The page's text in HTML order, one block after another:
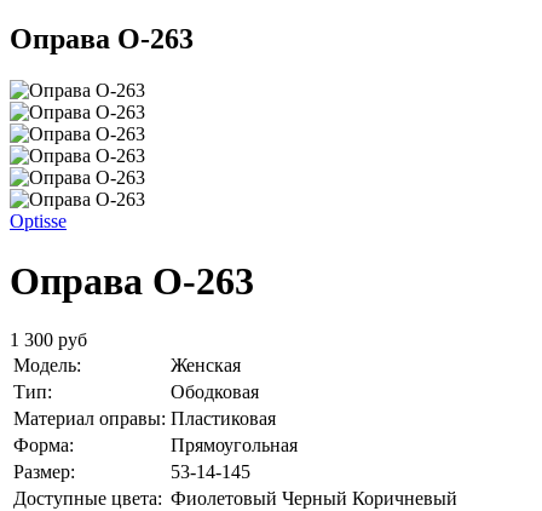
Оправа O-263
Optisse
Оправа O-263
1 300 руб
Модель:
Женская
Тип:
Ободковая
Материал оправы: Пластиковая
Форма:
Прямоугольная
Размер:
53-14-145
Доступные цвета: Фиолетовый Черный Коричневый